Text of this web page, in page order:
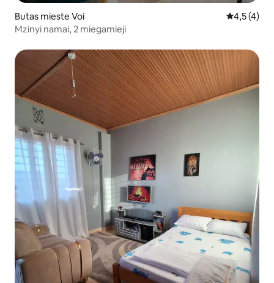
Butas mieste Voi Vidutinis
4,5 (4)
Mzinyi namai, 2 miegamieji